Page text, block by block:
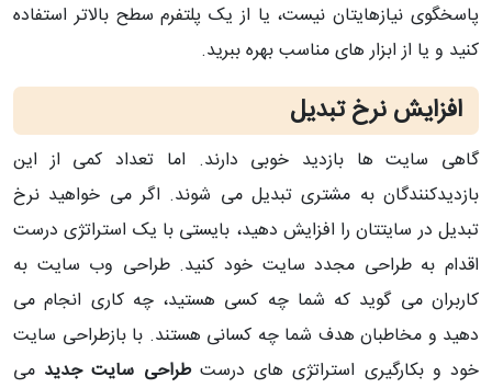
پاسخگوی نیازهایتان نیست، یا از یک پلتفرم سطح بالاتر استفاده
کنید و یا از ابزار های مناسب بهره ببرید.
افزایش نرخ تبدیل
گاهی سایت ها بازدید خوبی دارند. اما تعداد کمی از این
بازدیدکنندگان به مشتری تبدیل می شوند. اگر می خواهید نرخ
تبدیل در سایتتان را افزایش دهید، بایستی با یک استراتژی درست
اقدام به طراحی مجدد سایت خود کنید. طراحی وب سایت به
کاربران می گوید که شما چه کسی هستید، چه کاری انجام می
دهید و مخاطبان هدف شما چه کسانی هستند. با بازطراحی سایت
خود و بکارگیری استراتژی های درستطراحی سایت جدید می